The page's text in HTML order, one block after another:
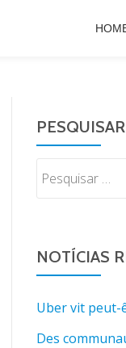
NOTÍCIAS
Uber vit peut-
Des